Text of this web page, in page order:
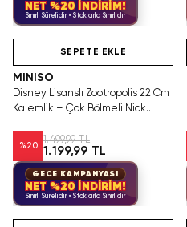
NET %20 İNDİRİM!
Sınırlı Sürelidir • Stoklarla Sınırlıdır
SEPETE EKLE
MINISO
Disney Lisanslı Zootropolis 22 Cm
Kalemlik – Çok Bölmeli Nick
%20
1.499,99 TL
1.199,99 TL
GECE KAMPANYASI
NET %20 İNDİRİM!
Sınırlı Sürelidir • Stoklarla Sınırlıdır